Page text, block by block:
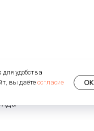
удобства
вы даёте согласие
OK